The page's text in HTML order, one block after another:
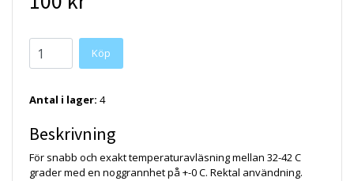
Köp
Antal i lager: 4
Beskrivning
För snabb och exakt temperaturavläsning mellan 32-42 C
grader med en noggrannhet på +-0 C. Rektal användning.